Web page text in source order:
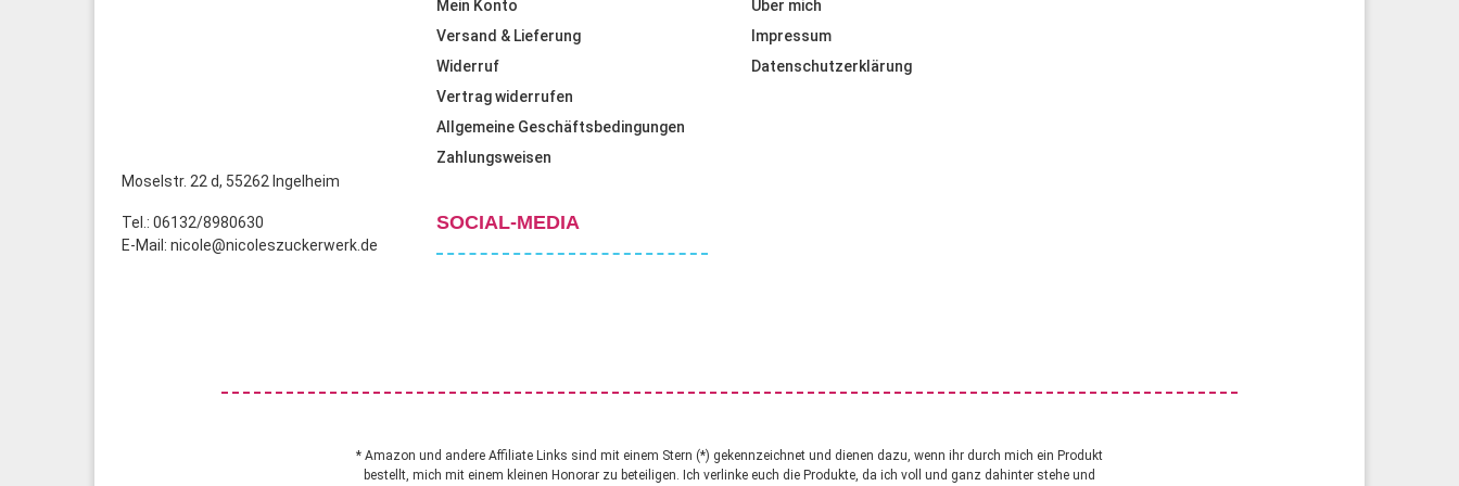
Moselstr. 22 d, 55262 Ingelheim
Tel.: 06132/8980630
E-Mail: nicole@nicoleszuckerwerk.de
Mein Konto
Versand & Lieferung
Widerruf
Vertrag widerrufen
Allgemeine Geschäftsbedingungen
Zahlungsweisen
SOCIAL-MEDIA
Über mich
Impressum
Datenschutzerklärung
* Amazon und andere Affiliate Links sind mit einem Stern (*) gekennzeichnet und dienen dazu, wenn ihr durch mich ein Produkt
bestellt, mich mit einem kleinen Honorar zu beteiligen. Ich verlinke euch die Produkte, da ich voll und ganz dahinter stehe und